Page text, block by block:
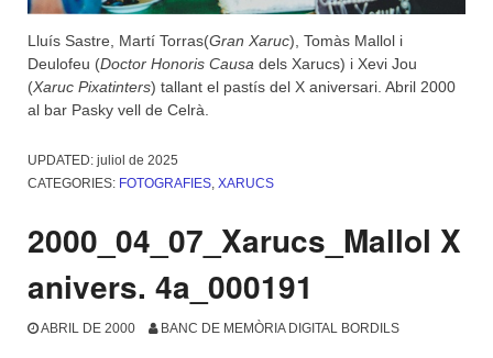
Lluís Sastre, Martí Torras(Gran Xaruc), Tomàs Mallol i
Deulofeu (Doctor Honoris Causa dels Xarucs) i Xevi Jou
(Xaruc Pixatinters) tallant el pastís del X aniversari. Abril 2000
al bar Pasky vell de Celrà.
UPDATED: juliol de 2025
CATEGORIES: FOTOGRAFIES, XARUCS
2000_04_07_Xarucs_Mallol X
anivers. 4a_000191
ABRIL DE 2000 BANC DE MEMÒRIA DIGITAL BORDILS